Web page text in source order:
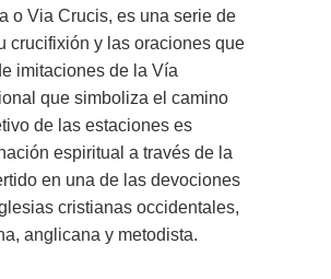
o Via Crucis, es una serie de
crucifixión y las oraciones que
imitaciones de la Vía
que simboliza el camino
de las estaciones es
espiritual a través de la
en una de las devociones
cristianas occidentales,
anglicana y metodista.